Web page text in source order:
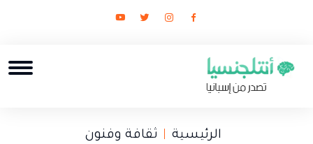
الرئيسية ثقافة وفنون